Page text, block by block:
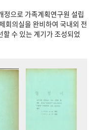
으로 가족계획연구원 설립
회의실을 완비하여 국내외 전
수 있는 계기가 조성되었